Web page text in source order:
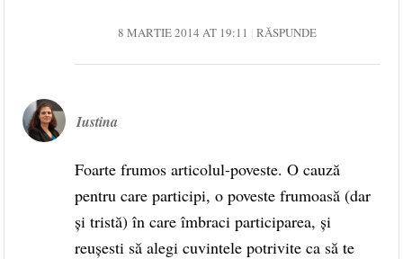
8 MARTIE 2014 AT 19:11 RĂSPUNDE
Iustina
Foarte frumos articolul-poveste. O cauză
pentru care participi, o poveste frumoasă (dar
şi tristă) în care îmbraci participarea, şi
reuşesti să alegi cuvintele potrivite ca să te